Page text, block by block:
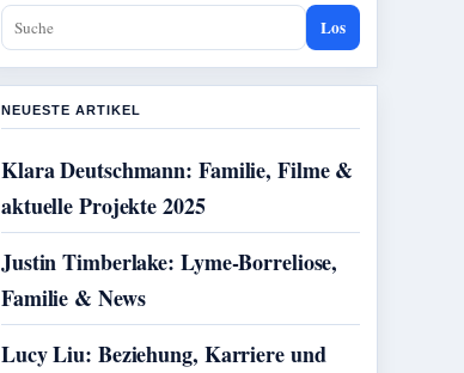
Los
NEUESTE ARTIKEL
Klara Deutschmann: Familie, Filme &
aktuelle Projekte 2025
Justin Timberlake: Lyme-Borreliose,
Familie & News
Lucy Liu: Beziehung, Karriere und